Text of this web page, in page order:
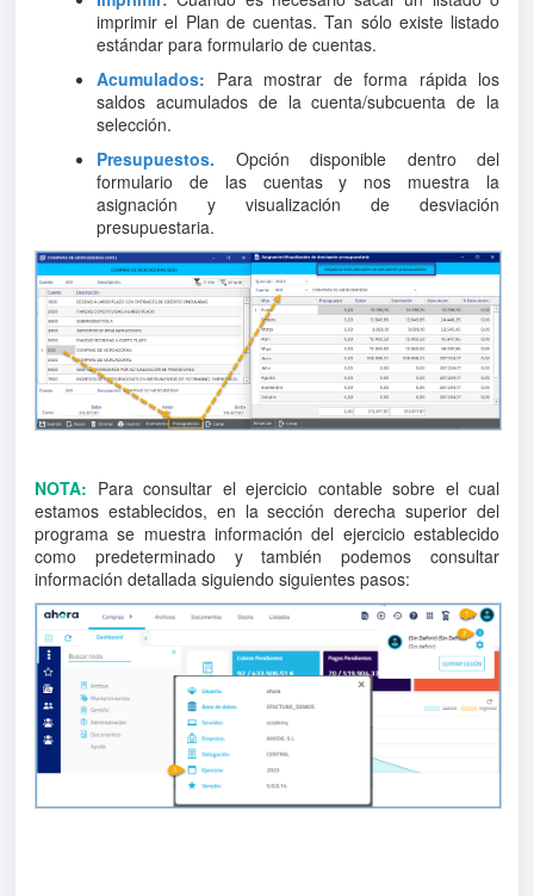
imprimir el Plan de cuentas. Tan sólo existe listado
estándar para formulario de cuentas.
Acumulados: Para mostrar de forma rápida los
saldos acumulados de la cuenta/subcuenta de la
selección.
Presupuestos. Opción disponible dentro del
formulario de las cuentas y nos muestra la
asignación y visualización de desviación
presupuestaria.
NOTA: Para consultar el ejercicio contable sobre el cual
estamos establecidos, en la sección derecha superior del
programa se muestra información del ejercicio establecido
como predeterminado y también podemos consultar
información detallada siguiendo siguientes pasos: